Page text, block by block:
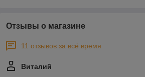
Отзывы о магазине
11 отзывов за всё время
Виталий